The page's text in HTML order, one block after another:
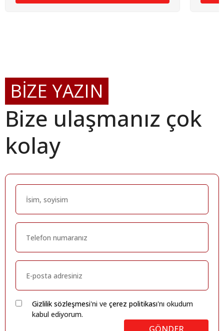
BİZE YAZIN
Bize ulaşmanız çok
kolay
Gizlilik sözleşmesi'ni ve çerez politikası'nı okudum
kabul ediyorum.
GÖNDER